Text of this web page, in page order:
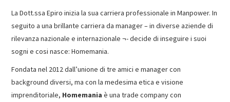
La Dott.ssa Epiro inizia la sua carriera professionale in Manpower. In
seguito a una brillante carriera da manager – in diverse aziende di
rilevanza nazionale e internazionale ¬- decide di inseguire i suoi
sogni e cosi nasce: Homemania.
Fondata nel 2012 dall’unione di tre amici e manager con
background diversi, ma con la medesima etica e visione
imprenditoriale, Homemania è una trade company con